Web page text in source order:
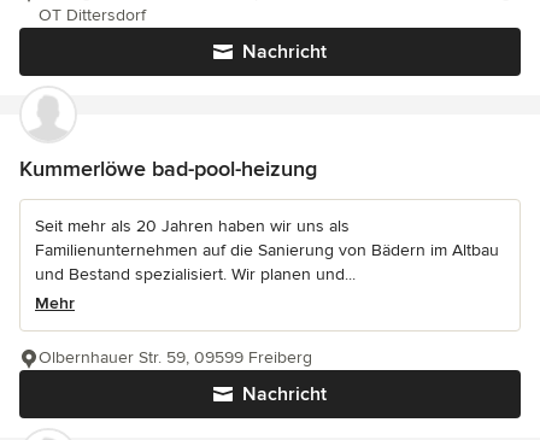
Nachricht
OT Dittersdorf
Kummerlöwe bad-pool-heizung
Seit mehr als 20 Jahren haben wir uns als
Familienunternehmen auf die Sanierung von Bädern im Altbau
und Bestand spezialisiert. Wir planen und...
Mehr
Nachricht
Olbernhauer Str. 59, 09599 Freiberg